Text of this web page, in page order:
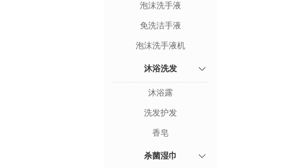
泡沫洗手液
免洗洁手液
泡沫洗手液机
沐浴洗发
沐浴露
洗发护发
香皂
杀菌湿巾